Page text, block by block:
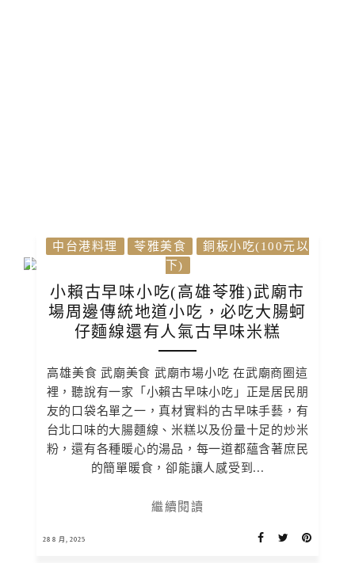
中台港料理 苓雅美食
銅板小吃(100元以
下)
小賴古早味小吃(高雄苓雅)武廟市
場周邊傳統地道小吃，必吃大腸蚵
仔麵線還有人氣古早味米糕
高雄美食 武廟美食 武廟市場小吃 在武廟商圈這
裡，聽說有一家「小賴古早味小吃」正是居民朋
友的口袋名單之一，真材實料的古早味手藝，有
台北口味的大腸麵線、米糕以及份量十足的炒米
粉，還有各種暖心的湯品，每一道都蘊含著庶民
的簡單暖食，卻能讓人感受到...
繼續閱讀
28 8 月, 2025